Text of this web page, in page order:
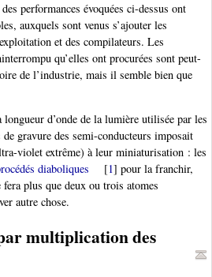
performances évoquées ci-dessus ont
auxquels sont venus s’ajouter les
et des compilateurs. Les
qu’elles ont procurées sont peut-
de l’industrie, mais il semble bien que
d’onde de la lumière utilisée par les
gravure des semi-conducteurs imposait
violet extrême) à leur miniaturisation : les
diaboliques [1] pour la franchir,
plus que deux ou trois atomes
autre chose.
multiplication des